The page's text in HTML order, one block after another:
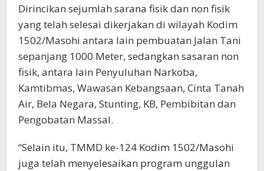
Dirincikan sejumlah sarana fisik dan non fisik
yang telah selesai dikerjakan di wilayah Kodim
1502/Masohi antara lain pembuatan Jalan Tani
sepanjang 1000 Meter, sedangkan sasaran non
fisik, antara lain Penyuluhan Narkoba,
Kamtibmas, Wawasan Kebangsaan, Cinta Tanah
Air, Bela Negara, Stunting, KB, Pembibitan dan
Pengobatan Massal.
“Selain itu, TMMD ke-124 Kodim 1502/Masohi
juga telah menyelesaikan program unggulan